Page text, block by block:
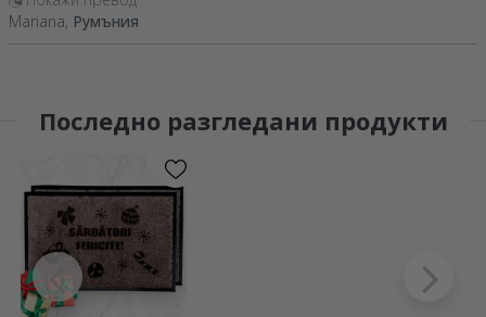
Mariana, Румъния
Последно разгледани продукти